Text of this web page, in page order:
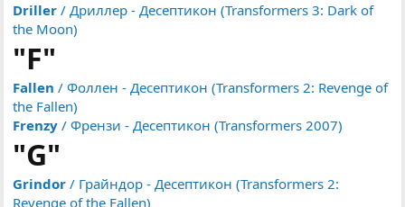
Driller / Дриллер - Десептикон (Transformers 3: Dark of
the Moon)
"F"
Fallen / Фоллен - Десептикон (Transformers 2: Revenge of
the Fallen)
Frenzy / Френзи - Десептикон (Transformers 2007)
"G"
Grindor / Грайндор - Десептикон (Transformers 2:
Revenge of the Fallen)